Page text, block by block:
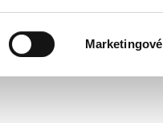
Marketingové